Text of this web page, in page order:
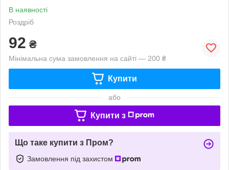
В наявності
Роздріб
92 ₴
Мінімальна сума замовлення на сайті — 200 ₴
Купити
або
Купити з
Що таке купити з Пром?
Замовлення під захистом